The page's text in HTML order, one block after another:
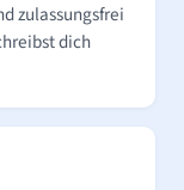
zulassungsfrei
dich